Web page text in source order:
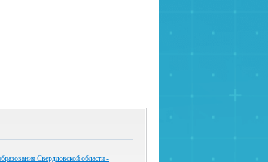
Свердловской области -